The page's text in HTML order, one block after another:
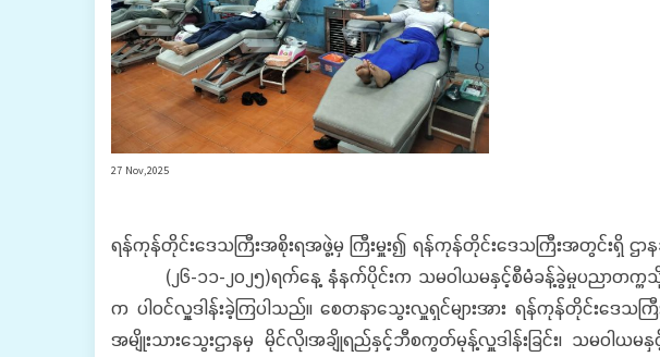
27 Nov,2025
ရန်ကုန်တိုင်းဒေသကြီးအစိုးရအဖွဲ့မှ ကြီးမှူး၍ ရန်ကုန်တိုင်းဒေသကြီးအတွင်းရှိ ဌာန
(၂၆-၁၁-၂၀၂၅)ရက်နေ့ နံနက်ပိုင်းက သမဝါယမနှင့်စီမံခန့်ခွဲမှုပညာတက္ကသိုလ်(သ
က ပါဝင်လှူုဒါန်းခဲ့ကြပါသည်။ စေတနာသွေးလှူရှင်များအား ရန်ကုန်တိုင်းဒေသ
အမျိုးသားသွေးဌာနမှ မိုင်လို၊အချိုရည်နှင့်ဘီစကွတ်မုန့်လှူဒါန်းခြင်း၊ သမဝါယ